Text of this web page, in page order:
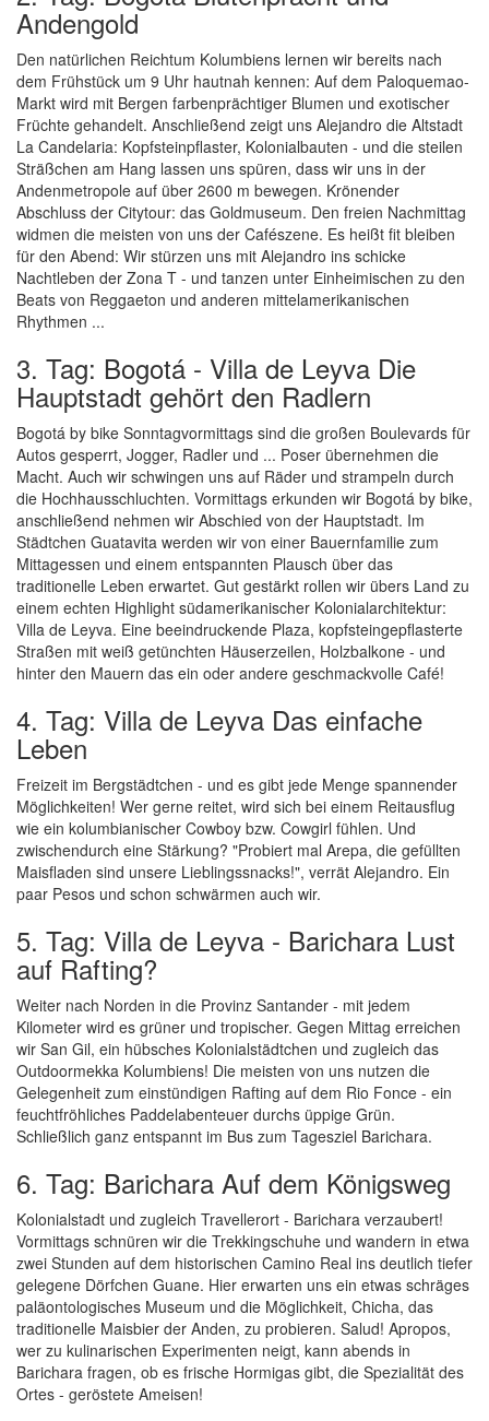
Andengold
Den natürlichen Reichtum Kolumbiens lernen wir bereits nach
dem Frühstück um 9 Uhr hautnah kennen: Auf dem Paloquemao-
Markt wird mit Bergen farbenprächtiger Blumen und exotischer
Früchte gehandelt. Anschließend zeigt uns Alejandro die Altstadt
La Candelaria: Kopfsteinpflaster, Kolonialbauten - und die steilen
Sträßchen am Hang lassen uns spüren, dass wir uns in der
Andenmetropole auf über 2600 m bewegen. Krönender
Abschluss der Citytour: das Goldmuseum. Den freien Nachmittag
widmen die meisten von uns der Cafészene. Es heißt fit bleiben
für den Abend: Wir stürzen uns mit Alejandro ins schicke
Nachtleben der Zona T - und tanzen unter Einheimischen zu den
Beats von Reggaeton und anderen mittelamerikanischen
Rhythmen ...
3. Tag: Bogotá - Villa de Leyva Die
Hauptstadt gehört den Radlern
Bogotá by bike Sonntagvormittags sind die großen Boulevards für
Autos gesperrt, Jogger, Radler und ... Poser übernehmen die
Macht. Auch wir schwingen uns auf Räder und strampeln durch
die Hochhausschluchten. Vormittags erkunden wir Bogotá by bike,
anschließend nehmen wir Abschied von der Hauptstadt. Im
Städtchen Guatavita werden wir von einer Bauernfamilie zum
Mittagessen und einem entspannten Plausch über das
traditionelle Leben erwartet. Gut gestärkt rollen wir übers Land zu
einem echten Highlight südamerikanischer Kolonialarchitektur:
Villa de Leyva. Eine beeindruckende Plaza, kopfsteingepflasterte
Straßen mit weiß getünchten Häuserzeilen, Holzbalkone - und
hinter den Mauern das ein oder andere geschmackvolle Café!
4. Tag: Villa de Leyva Das einfache
Leben
Freizeit im Bergstädtchen - und es gibt jede Menge spannender
Möglichkeiten! Wer gerne reitet, wird sich bei einem Reitausflug
wie ein kolumbianischer Cowboy bzw. Cowgirl fühlen. Und
zwischendurch eine Stärkung? "Probiert mal Arepa, die gefüllten
Maisfladen sind unsere Lieblingssnacks!", verrät Alejandro. Ein
paar Pesos und schon schwärmen auch wir.
5. Tag: Villa de Leyva - Barichara Lust
auf Rafting?
Weiter nach Norden in die Provinz Santander - mit jedem
Kilometer wird es grüner und tropischer. Gegen Mittag erreichen
wir San Gil, ein hübsches Kolonialstädtchen und zugleich das
Outdoormekka Kolumbiens! Die meisten von uns nutzen die
Gelegenheit zum einstündigen Rafting auf dem Rio Fonce - ein
feuchtfröhliches Paddelabenteuer durchs üppige Grün.
Schließlich ganz entspannt im Bus zum Tagesziel Barichara.
6. Tag: Barichara Auf dem Königsweg
Kolonialstadt und zugleich Travellerort - Barichara verzaubert!
Vormittags schnüren wir die Trekkingschuhe und wandern in etwa
zwei Stunden auf dem historischen Camino Real ins deutlich tiefer
gelegene Dörfchen Guane. Hier erwarten uns ein etwas schräges
paläontologisches Museum und die Möglichkeit, Chicha, das
traditionelle Maisbier der Anden, zu probieren. Salud! Apropos,
wer zu kulinarischen Experimenten neigt, kann abends in
Barichara fragen, ob es frische Hormigas gibt, die Spezialität des
Ortes - geröstete Ameisen!